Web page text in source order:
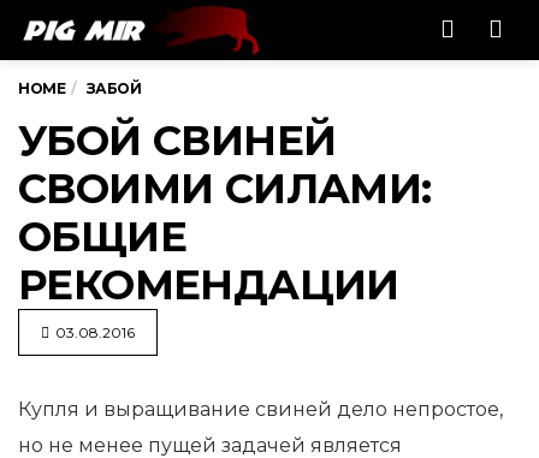
HOME ЗАБОЙ
УБОЙ СВИНЕЙ
СВОИМИ СИЛАМИ:
ОБЩИЕ
РЕКОМЕНДАЦИИ
03.08.2016
Купля и выращивание свиней дело непростое,
но не менее пущей задачей является